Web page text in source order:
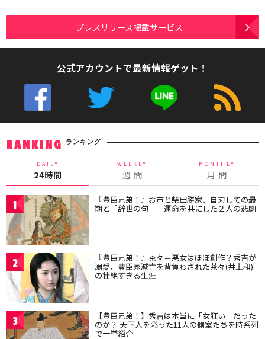
プレスリリース掲載サービス
公式アカウントで最新情報ゲット！
RANKING ランキング
DAILY
24時間
WEEKLY
週 間
MONTHLY
月 間
1 『豊臣兄弟！』お市と柴田勝家、自刃しての最
期と「辞世の句」…運命を共にした２人の悲劇
2 『豊臣兄弟！』茶々＝悪女はほぼ創作？秀吉が
溺愛、豊臣家滅亡を背負わされた茶々(井上和)
の壮絶すぎる生涯
3 【豊臣兄弟！】秀吉は本当に「女狂い」だった
のか？ 天下人を彩った11人の側室たちを時系列
で一挙紹介